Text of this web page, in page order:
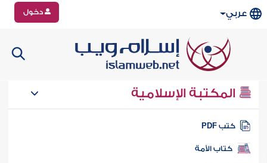
عربي دخول
المكتبة الإسلامية
كتب PDF